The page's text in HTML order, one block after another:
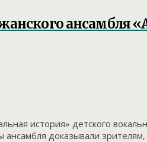
ансамбля
история» детского
ансамбля доказывали